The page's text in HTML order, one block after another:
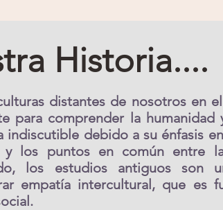
Historia....
distantes de nosotros en
para comprender la humanidad
indiscutible debido a su énfasis
y los puntos en común entre
los estudios antiguos son
empatía intercultural, que es